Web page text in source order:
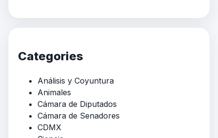
Categories
Análisis y Coyuntura
Animales
Cámara de Diputados
Cámara de Senadores
CDMX